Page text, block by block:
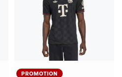
PROMOTION